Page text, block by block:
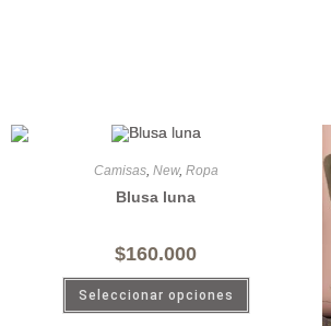
Camisas, New, Ropa
Blusa luna
$160.000
Seleccionar opciones